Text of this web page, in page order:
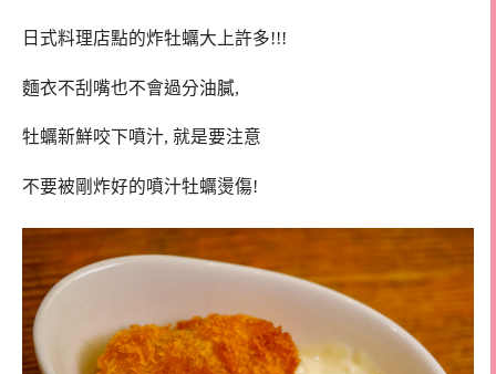
日式料理店點的炸牡蠣大上許多!!!
麵衣不刮嘴也不會過分油膩,
牡蠣新鮮咬下噴汁, 就是要注意
不要被剛炸好的噴汁牡蠣燙傷!